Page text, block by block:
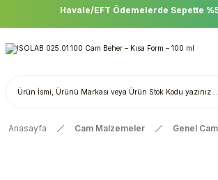
Havale/EFT Ödemelerde Sepette
Anasayfa Cam Malzemeler Genel